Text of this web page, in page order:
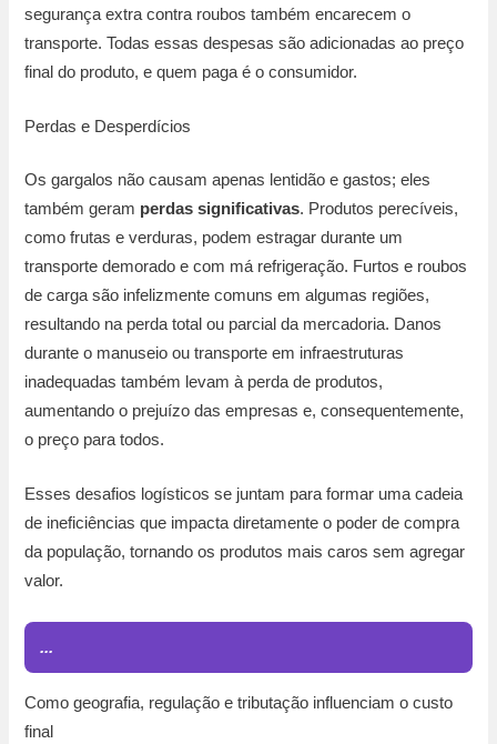
segurança extra contra roubos também encarecem o
transporte. Todas essas despesas são adicionadas ao preço
final do produto, e quem paga é o consumidor.
Perdas e Desperdícios
Os gargalos não causam apenas lentidão e gastos; eles
também geram perdas significativas. Produtos perecíveis,
como frutas e verduras, podem estragar durante um
transporte demorado e com má refrigeração. Furtos e roubos
de carga são infelizmente comuns em algumas regiões,
resultando na perda total ou parcial da mercadoria. Danos
durante o manuseio ou transporte em infraestruturas
inadequadas também levam à perda de produtos,
aumentando o prejuízo das empresas e, consequentemente,
o preço para todos.
Esses desafios logísticos se juntam para formar uma cadeia
de ineficiências que impacta diretamente o poder de compra
da população, tornando os produtos mais caros sem agregar
valor.
...
Como geografia, regulação e tributação influenciam o custo
final